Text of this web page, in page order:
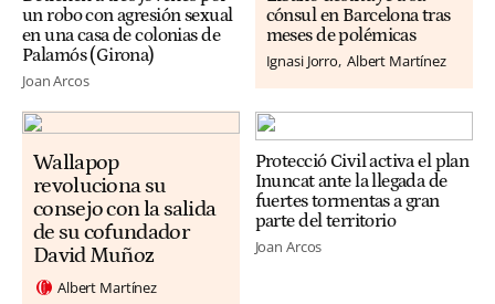
un robo con agresión sexual
en una casa de colonias de
Palamós (Girona)
Joan Arcos
cónsul en Barcelona tras
meses de polémicas
Ignasi Jorro Albert Martínez
Wallapop
revoluciona su
consejo con la salida
de su cofundador
David Muñoz
Albert Martínez
Protecció Civil activa el plan
Inuncat ante la llegada de
fuertes tormentas a gran
parte del territorio
Joan Arcos